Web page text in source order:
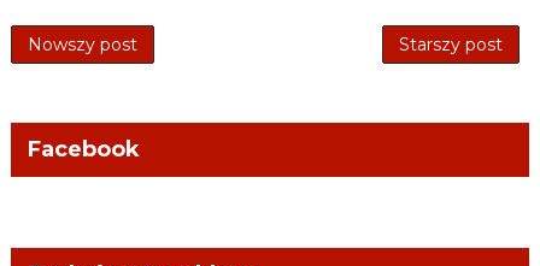
Nowszy post Starszy post
Facebook